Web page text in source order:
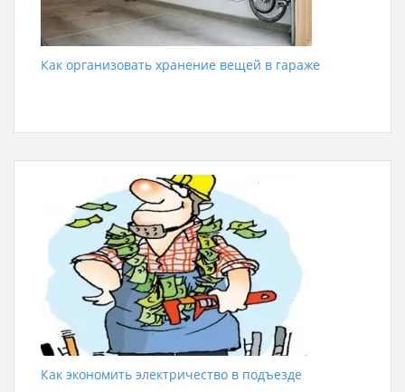
Как организовать хранение вещей в гараже
Как экономить электричество в подъезде